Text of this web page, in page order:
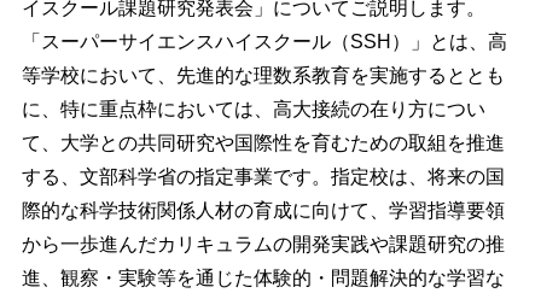
イスクール課題研究発表会」についてご説明します。
「スーパーサイエンスハイスクール（SSH）」とは、高
等学校において、先進的な理数系教育を実施するととも
に、特に重点枠においては、高大接続の在り方につい
て、大学との共同研究や国際性を育むための取組を推進
する、文部科学省の指定事業です。指定校は、将来の国
際的な科学技術関係人材の育成に向けて、学習指導要領
から一歩進んだカリキュラムの開発実践や課題研究の推
進、観察・実験等を通じた体験的・問題解決的な学習な